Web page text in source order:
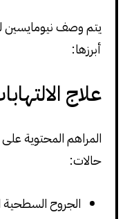
يتم وصف نيومايسين
أبرزها:
علاج
المراهم المحتوية
حالات:
الجروح السطحية